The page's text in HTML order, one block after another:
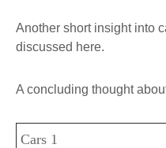
Another short insight into
discussed here.
A concluding thought
Cars 1